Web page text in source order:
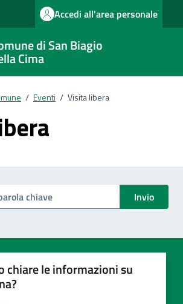
Accedi all'area personale
di San Biagio
Cima
/ Eventi / Visita libera
i documenti
Invio
chiare le informazioni su